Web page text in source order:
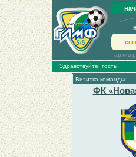
архив
Здравствуйте, гость
Визитка команды
ФК